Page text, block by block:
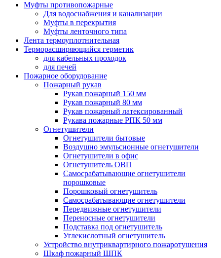
Муфты противопожарные
Для водоснабжения и канализации
Муфты в перекрытия
Муфты ленточного типа
Лента термоуплотнительная
Терморасширяющийся герметик
для кабельных проходок
для печей
Пожарное оборудование
Пожарный рукав
Рукав пожарный 150 мм
Рукав пожарный 80 мм
Рукав пожарный латексированный
Рукава пожарные РПК 50 мм
Огнетушители
Огнетушители бытовые
Воздушно эмульсионные огнетушители
Огнетушители в офис
Огнетушитель ОВП
Самосрабатывающие огнетушители
порошковые
Порошковый огнетушитель
Самосрабатывающие огнетушители
Передвижные огнетушители
Переносные огнетушители
Подставка под огнетушитель
Углекислотный огнетушитель
Устройство внутриквартирного пожаротушения
Шкаф пожарный ШПК